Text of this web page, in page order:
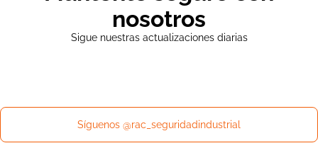
sin uso
embalaje original
nosotros
Sigue nuestras actualizaciones diarias
Síguenos @rac_seguridadindustrial